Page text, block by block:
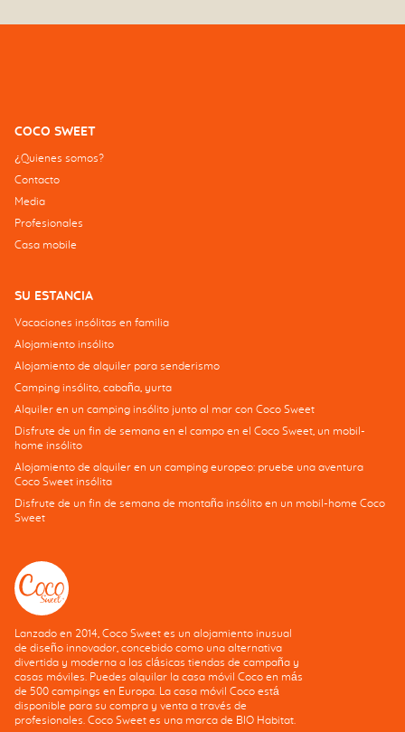
COCO SWEET
¿Quienes somos?
Contacto
Media
Profesionales
Casa mobile
SU ESTANCIA
Vacaciones insólitas en familia
Alojamiento insólito
Alojamiento de alquiler para senderismo
Camping insólito, cabaña, yurta
Alquiler en un camping insólito junto al mar con Coco Sweet
Disfrute de un fin de semana en el campo en el Coco Sweet, un mobil-
home insólito
Alojamiento de alquiler en un camping europeo: pruebe una aventura
Coco Sweet insólita
Disfrute de un fin de semana de montaña insólito en un mobil-home Coco
Sweet
Lanzado en 2014, Coco Sweet es un alojamiento inusual
de diseño innovador, concebido como una alternativa
divertida y moderna a las clásicas tiendas de campaña y
casas móviles. Puedes alquilar la casa móvil Coco en más
de 500 campings en Europa. La casa móvil Coco está
disponible para su compra y venta a través de
profesionales. Coco Sweet es una marca de BIO Habitat.